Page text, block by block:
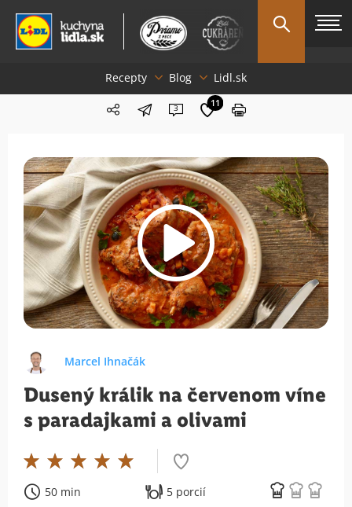
Recepty Blog Lidl.sk
3 11
Marcel Ihnačák
Dusený králik na červenom víne
s paradajkami a olivami
50 min 5 porcií